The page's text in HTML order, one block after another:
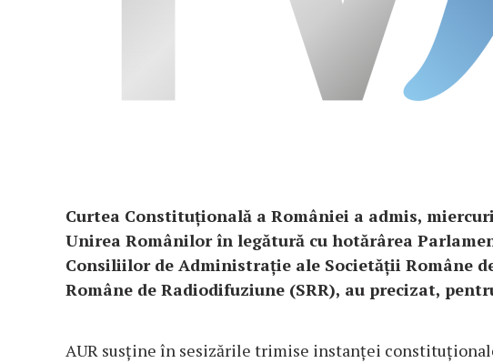
Curtea Constituțională a României a admis,
Unirea Românilor în legătură cu hotărârea
Consiliilor de Administrație ale Societății Române
Române de Radiodifuziune (SRR), au precizat,
AUR susține în sesizările trimise instanței